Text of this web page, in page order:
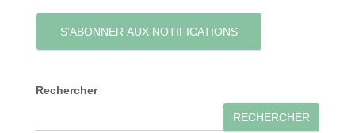
S’ABONNER AUX NOTIFICATIONS
Rechercher
RECHERCHER